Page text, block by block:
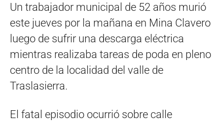
Un trabajador municipal de 52 años murió
este jueves por la mañana en Mina Clavero
luego de sufrir una descarga eléctrica
mientras realizaba tareas de poda en pleno
centro de la localidad del valle de
Traslasierra.
El fatal episodio ocurrió sobre calle